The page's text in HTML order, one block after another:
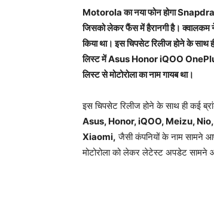
Motorola का नया फोन होगा
जिसको लेकर फैंस में हैरानगी है।
किया था। इस चिपसेट रिलीज होने के
लिस्ट में Asus Honor iQOO
लिस्ट से मोटोरोला का नाम गायब था।
इस चिपसेट रिलीज होने के साथ ही कई
Asus, Honor, iQOO, Meizu,
Xiaomi, जैसी कंपनियों के नाम सामने
मोटोरोला को लेकर लेटेस्ट अपडेट सामने